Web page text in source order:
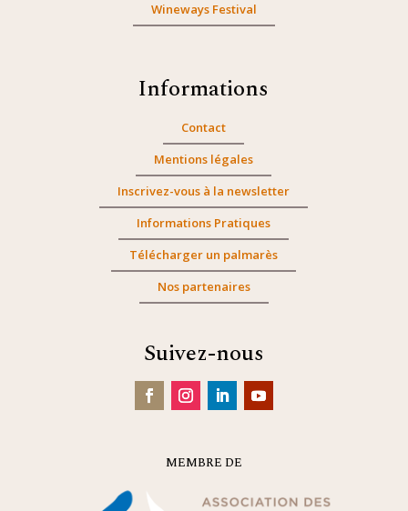
Wineways Festival
Informations
Contact
Mentions légales
Inscrivez-vous à la newsletter
Informations Pratiques
Télécharger un palmarès
Nos partenaires
Suivez-nous
MEMBRE DE